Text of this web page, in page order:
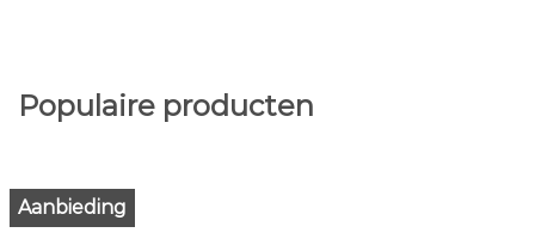
Populaire producten
Aanbieding